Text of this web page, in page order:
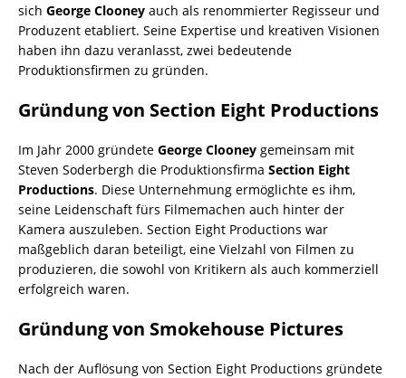
sich George Clooney auch als renommierter Regisseur und
Produzent etabliert. Seine Expertise und kreativen Visionen
haben ihn dazu veranlasst, zwei bedeutende
Produktionsfirmen zu gründen.
Gründung von Section Eight Productions
Im Jahr 2000 gründete George Clooney gemeinsam mit
Steven Soderbergh die Produktionsfirma Section Eight
Productions. Diese Unternehmung ermöglichte es ihm,
seine Leidenschaft fürs Filmemachen auch hinter der
Kamera auszuleben. Section Eight Productions war
maßgeblich daran beteiligt, eine Vielzahl von Filmen zu
produzieren, die sowohl von Kritikern als auch kommerziell
erfolgreich waren.
Gründung von Smokehouse Pictures
Nach der Auflösung von Section Eight Productions gründete